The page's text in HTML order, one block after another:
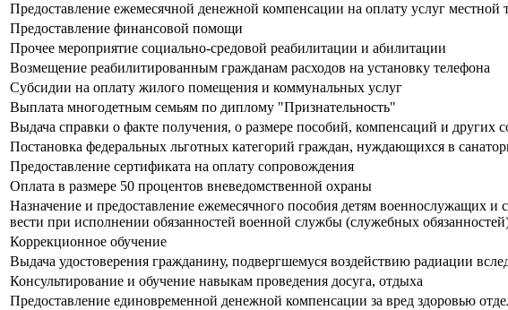
Предоставление ежемесячной денежной компенсации на оплату услуг
Предоставление финансовой помощи
Прочее мероприятие социально-средовой реабилитации и абилитации
Возмещение реабилитированным гражданам расходов на установку телефона
Субсидии на оплату жилого помещения и коммунальных услуг
Выплата многодетным семьям по диплому "Признательность"
Выдача справки о факте получения, о размере пособий, компенсаций и
Постановка федеральных льготных категорий граждан, нуждающихся в
Предоставление сертификата на оплату сопровождения
Оплата в размере 50 процентов вневедомственной охраны
Назначение и предоставление ежемесячного пособия детям военнослужащих
вести при исполнении обязанностей военной службы (служебных
Коррекционное обучение
Выдача удостоверения гражданину, подвергшемуся воздействию радиации
Консультирование и обучение навыкам проведения досуга, отдыха
Предоставление единовременной денежной компенсации за вред здоровью